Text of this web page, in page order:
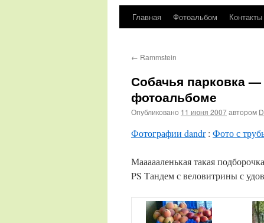
Перейти
содержимому
Главная Фотоальбом Контакты
← Rammstein
Собачья парковка
фотоальбоме
Опубликовано 11 июня 2007автором
Фотографии dandr: Фото с
Маааааленькая такая
PS Тандем с веловитрины с